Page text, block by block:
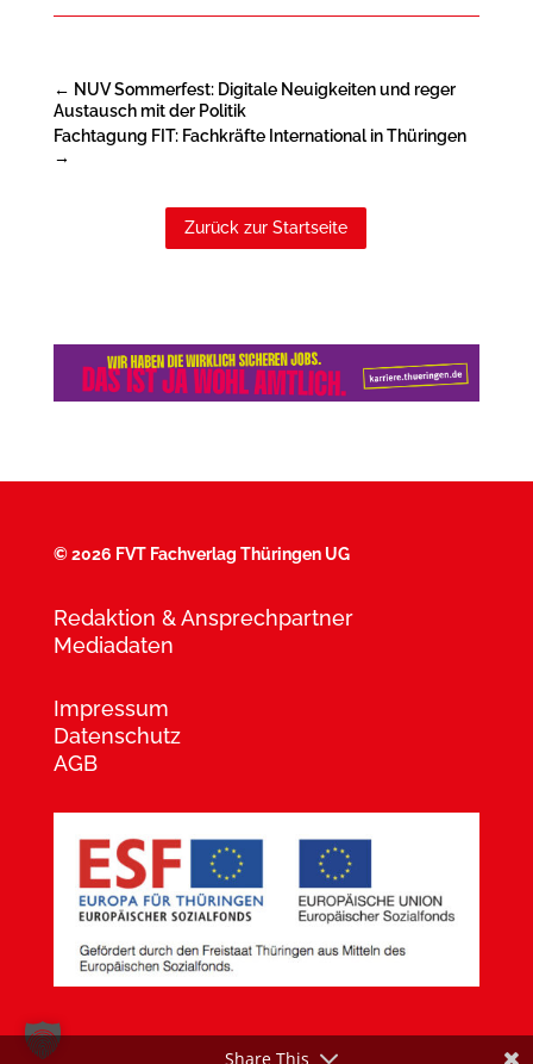
← NUV Sommerfest: Digitale Neuigkeiten und reger
Austausch mit der Politik
Fachtagung FIT: Fachkräfte International in Thüringen
→
Zurück zur Startseite
©2026 FVT Fachverlag Thüringen UG
Redaktion & Ansprechpartner
Mediadaten
Impressum
Datenschutz
AGB
Share This